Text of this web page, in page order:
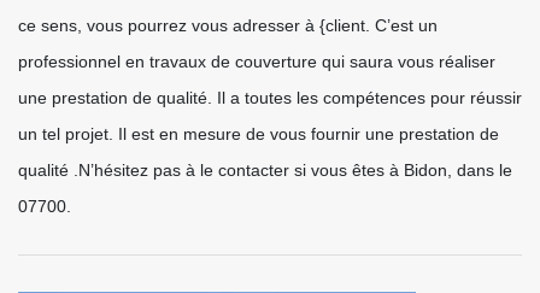
ce sens, vous pourrez vous adresser à {client. C’est un
professionnel en travaux de couverture qui saura vous réaliser
une prestation de qualité. Il a toutes les compétences pour réussir
un tel projet. Il est en mesure de vous fournir une prestation de
qualité .N’hésitez pas à le contacter si vous êtes à Bidon, dans le
07700.